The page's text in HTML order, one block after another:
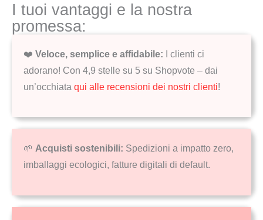
I tuoi vantaggi e la nostra
promessa:
❤️ Veloce, semplice e affidabile: I clienti ci
adorano! Con 4,9 stelle su 5 su Shopvote – dai
un’occhiata qui alle recensioni dei nostri clienti!
🌱 Acquisti sostenibili: Spedizioni a impatto zero,
imballaggi ecologici, fatture digitali di default.